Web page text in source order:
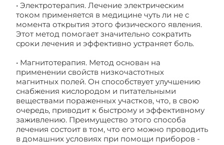
• Электротерапия. Лечение электрическим
током применяется в медицине чуть ли не с
момента открытия этого физического явления.
Этот метод помогает значительно сократить
сроки лечения и эффективно устраняет боль.
• Магнитотерапия. Метод основан на
применении свойств низкочастотных
магнитных полей. Он способствует улучшению
снабжения кислородом и питательными
веществами пораженных участков, что, в свою
очередь, приводит к быстрому и эффективному
заживлению. Преимущество этого способа
лечения состоит в том, что его можно проводить
в домашних условиях при помощи приборов -